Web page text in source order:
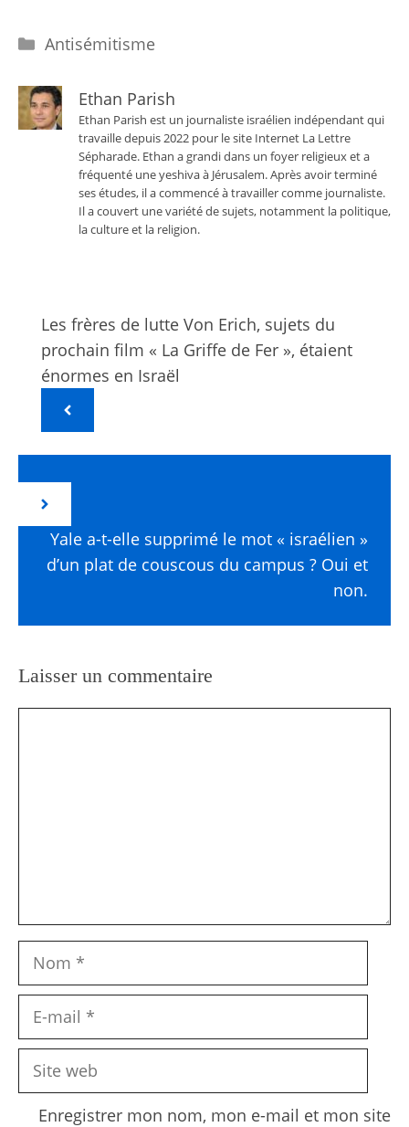
Catégories
Antisémitisme
Ethan Parish
Ethan Parish est un journaliste israélien indépendant qui
travaille depuis 2022 pour le site Internet La Lettre
Sépharade. Ethan a grandi dans un foyer religieux et a
fréquenté une yeshiva à Jérusalem. Après avoir terminé
ses études, il a commencé à travailler comme journaliste.
Il a couvert une variété de sujets, notamment la politique,
la culture et la religion.
Les frères de lutte Von Erich, sujets du
prochain film « La Griffe de Fer », étaient
énormes en Israël
Yale a-t-elle supprimé le mot « israélien »
d’un plat de couscous du campus ? Oui et
non.
Laisser un commentaire
Nom
Site
Enregistrer mon nom, mon e-mail et mon site